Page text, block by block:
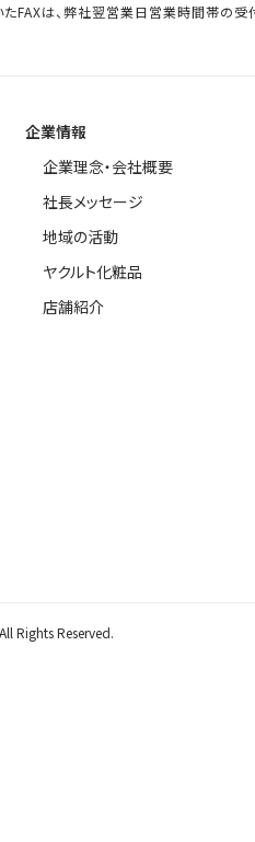
FAXは、弊社翌営業日営業時間帯の受
企業情報
企業理念・会社概要
社長メッセージ
地域の活動
ヤクルト化粧品
店舗紹介
Rights Reserved.